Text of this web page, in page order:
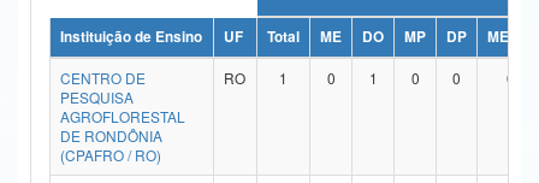
Ministério da Ciência, Tecnologia, Inovações e Comunicações
Ministério do Meio Ambiente
Ministério do Turismo
Ministério do Desenvolvimento Regional
Instituição de Ensino UF Total ME DO MP DP
ME/DO
CENTRO DE
PESQUISA
AGROFLORESTAL
DE RONDÔNIA
(CPAFRO / RO)
RO 1 0 1 0 0 0